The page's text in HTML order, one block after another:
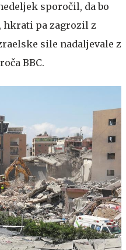
sporočil, da bo
hkrati pa zagrozil z
sile nadaljevale z
BBC.